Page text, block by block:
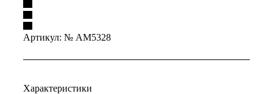
Артикул: № AM5328
Характеристики